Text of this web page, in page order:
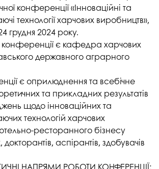
конференції «Інноваційні та
технології харчових виробництв»,
грудня 2024 року.
є кафедра харчових
державного аграрного
є оприлюднення та всебічне
та прикладних результатів
щодо інноваційних та
технологій харчових
ресторанного бізнесу
аспірантів, здобувачів
НАПРЯМИ РОБОТИ КОНФЕРЕНЦІЇ: